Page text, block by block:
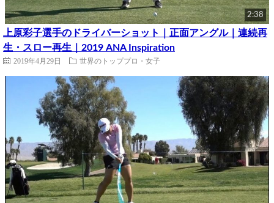
2:38
上原彩子選手のドライバーショット｜正面アングル｜連続再
生・スロー再生｜2019 ANA Inspiration
2019年4月29日 世界のトッププロ・女子